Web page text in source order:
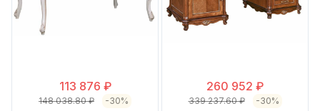
113 876 ₽
148 038.80 ₽ -30%
260 952 ₽
339 237.60 ₽ -30%